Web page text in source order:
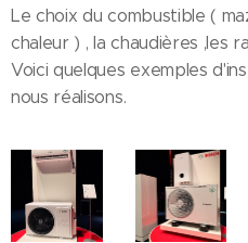
Le choix du combustible (
chaleur ) , la chaudières ,les
Voici quelques exemples
nous réalisons.